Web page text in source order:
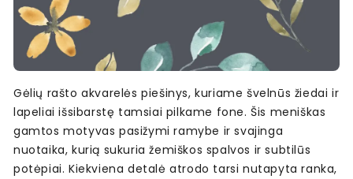
Gėlių rašto akvarelės piešinys, kuriame švelnūs žiedai ir
lapeliai išsibarstę tamsiai pilkame fone. Šis meniškas
gamtos motyvas pasižymi ramybe ir svajinga
nuotaika, kurią sukuria žemiškos spalvos ir subtilūs
potėpiai. Kiekviena detalė atrodo tarsi nutapyta ranka,